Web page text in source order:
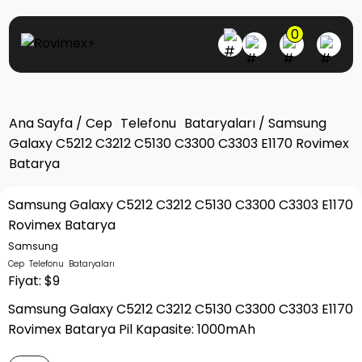
0
Ana Sayfa / Cep Telefonu Bataryaları / Samsung
Galaxy C5212 C3212 C5130 C3300 C3303 E1170 Rovimex
Batarya
Samsung Galaxy C5212 C3212 C5130 C3300 C3303 E1170
Rovimex Batarya
Samsung
Cep Telefonu Bataryaları
Fiyat: $9
Samsung Galaxy C5212 C3212 C5130 C3300 C3303 E1170
Rovimex Batarya Pil Kapasite: 1000mAh